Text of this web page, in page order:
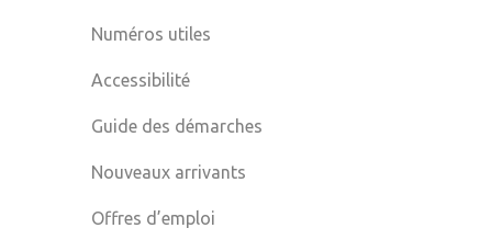
Numéros utiles
Accessibilité
Guide des démarches
Nouveaux arrivants
Offres d’emploi